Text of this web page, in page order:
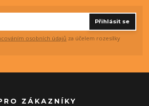
Přihlásit se
osobních údajů za účelem rozesílky
ZÁKAZNÍKY